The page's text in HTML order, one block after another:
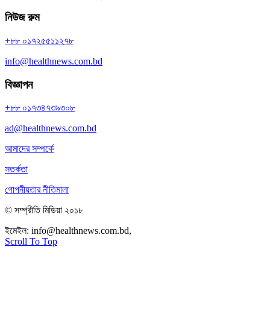
নিউজ রুম
+৮৮ ০১৭২৫৫১১২৭৮
info@healthnews.com.bd
বিজ্ঞাপন
+৮৮ ০১৭৩৪৭৩৯৩০৮
ad@healthnews.com.bd
আমাদের সম্পর্কে
সতর্কতা
গোপনীয়তার নীতিমালা
© সম্প্রীতি মিডিয়া ২০১৮
ইমেইল: info@healthnews.com.bd,
Scroll To Top